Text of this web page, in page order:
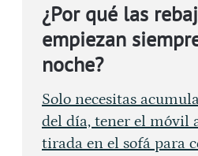
¿Por qué las
empiezan
noche?
Solo necesitas
del día, tener el móvil
tirada en el sofá para